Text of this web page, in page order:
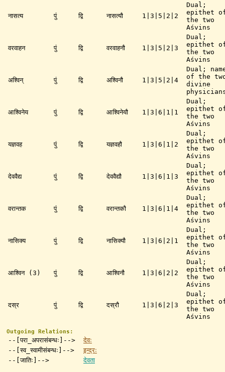
नासत्य पुं द्वि नासत्यौ 1|3|5|2|2
Dual;
epithet
the two
Aśvins
वरवाहन पुं द्वि वरवाहनौ 1|3|5|2|3
Dual;
epithet
the two
Aśvins
अश्विन् पुं द्वि अश्विनौ 1|3|5|2|4
Dual;
of the
divine
आश्विनेय पुं द्वि आश्विनेयौ 1|3|6|1|1
Dual;
epithet
the two
Aśvins
यज्ञवह पुं द्वि यज्ञवहौ 1|3|6|1|2
Dual;
epithet
the two
Aśvins
देववैद्य पुं द्वि देववैद्यौ 1|3|6|1|3
Dual;
epithet
the two
Aśvins
वरान्तक पुं द्वि वरान्तकौ 1|3|6|1|4
Dual;
epithet
the two
Aśvins
नासिक्य पुं द्वि नासिक्यौ 1|3|6|2|1
Dual;
epithet
the two
Aśvins
आश्विन (3) पुं द्वि आश्विनौ 1|3|6|2|2
Dual;
epithet
the two
Aśvins
दस्र पुं द्वि दस्रौ 1|3|6|2|3
Dual;
epithet
the two
Aśvins
Outgoing Relations:
--[परा_अपरासंबन्धः]-->
देवः
--[स्व_स्वामीसंबन्धः]-->
इन्द्रः
--[जातिः]-->
देवता